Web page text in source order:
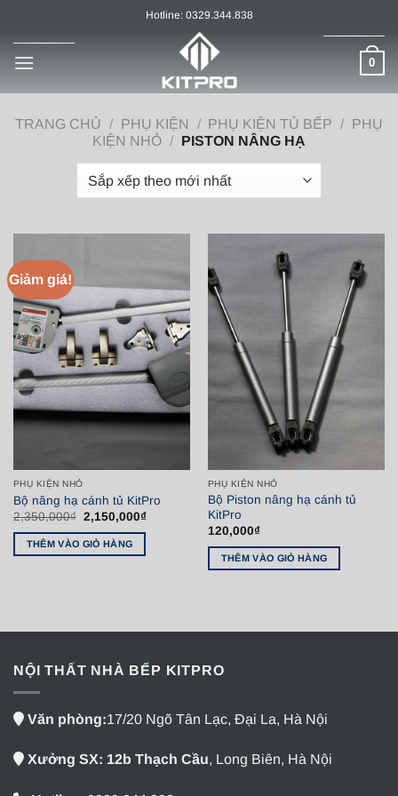
nội
Hotline: 0329.344.838
0
TRANG CHỦ / PHỤ KIỆN / PHỤ KIỆN TỦ BẾP / PHỤ
KIỆN NHỎ / PISTON NÂNG HẠ
Giảm giá!
PHỤ KIỆN NHỎ
Bộ nâng hạ cánh tủ KitPro
2,350,000₫ Giá
là:
2,350,000₫.
2,150,000₫Giá
THÊM VÀO GIỎ HÀNG
PHỤ KIỆN NHỎ
Bộ Piston nâng hạ cánh tủ
KitPro
120,000₫
THÊM VÀO GIỎ HÀNG
NỘI THẤT NHÀ BẾP KITPRO
Văn phòng:17/20 Ngõ Tân Lạc, Đại La, Hà Nội
Xưởng SX: 12b Thạch Cầu, Long Biên, Hà Nội